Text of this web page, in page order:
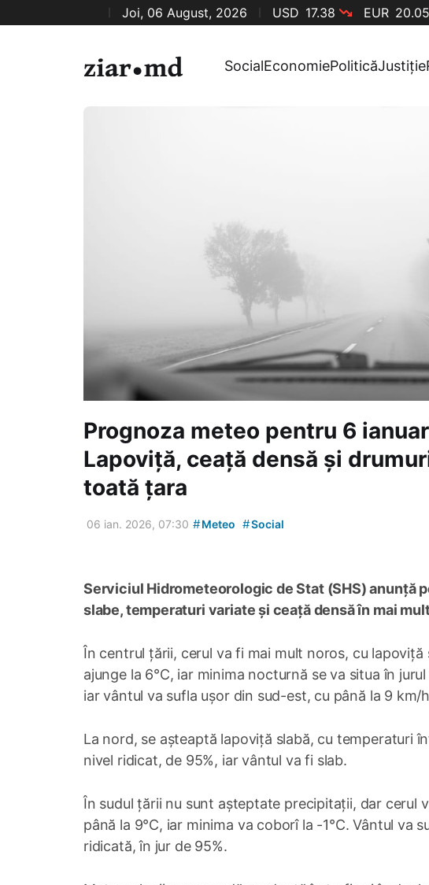
Joi, 06 August, 2026 USD 17.38 EUR 20.05
SocialEconomiePoliticăJustiție
Prognoza meteo pentru 6
Lapoviță, ceață densă și
toată țara
06 ian. 2026, 07:30 #Meteo #Social
Serviciul Hidrometeorologic de Stat (SHS) anunță
slabe, temperaturi variate și ceață densă în mai
În centrul țării, cerul va fi mai mult noros, cu
ajunge la 6°C, iar minima nocturnă se va situa în
iar vântul va sufla ușor din sud-est, cu până la 9 km/
La nord, se așteaptă lapoviță slabă, cu temperaturi
nivel ridicat, de 95%, iar vântul va fi slab.
În sudul țării nu sunt așteptate precipitații, dar cerul
până la 9°C, iar minima va coborî la -1°C. Vântul va
ridicată, în jur de 95%.